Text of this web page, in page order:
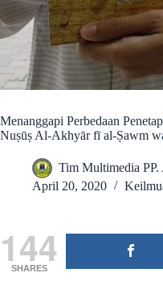
Menanggapi Perbedaan
Nuṣūṣ Al-Akhyār fī al-Ṣawm
Tim Multimedia
April 20, 2020
144
SHARES